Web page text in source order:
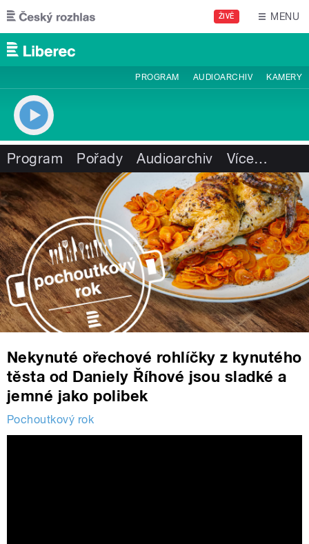
Přejít k hlavnímu obsahu
ŽIVĚ MENU
PROGRAM AUDIOARCHIV KAMERY
Program Pořady Audioarchiv Více…
Nekynuté ořechové rohlíčky z kynutého
těsta od Daniely Říhové jsou sladké a
jemné jako polibek
Pochoutkový rok